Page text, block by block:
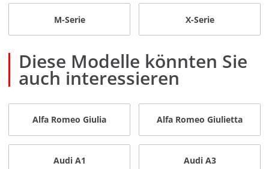
M-Serie X-Serie
Diese Modelle könnten Sie
auch interessieren
Alfa Romeo Giulia Alfa Romeo Giulietta
Audi A1 Audi A3